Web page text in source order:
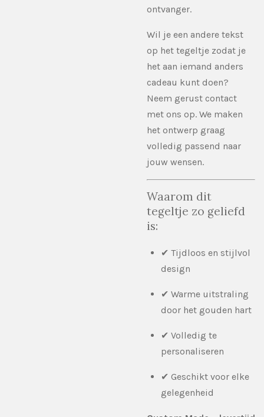
ontvanger.
Wil je een andere tekst
op het tegeltje zodat je
het aan iemand anders
cadeau kunt doen?
Neem gerust contact
met ons op. We maken
het ontwerp graag
volledig passend naar
jouw wensen.
Waarom dit
tegeltje zo geliefd
is:
✔ Tijdloos en stijlvol
design
✔ Warme uitstraling
door het gouden hart
✔ Volledig te
personaliseren
✔ Geschikt voor elke
gelegenheid